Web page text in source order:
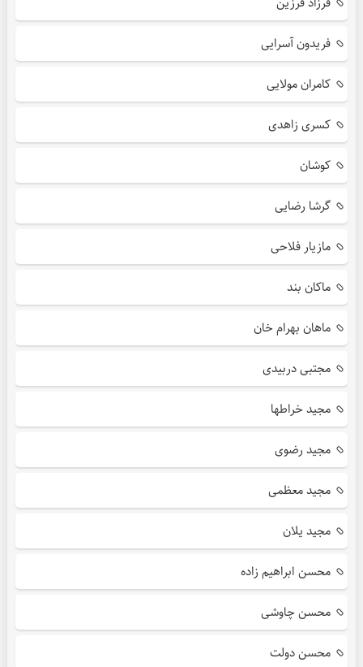
فریدون آسرایی
کامران مولایی
کسری زاهدی
کوشان
گرشا رضایی
مازیار فلاحی
ماکان بند
ماهان بهرام خان
مجتبی دربیدی
مجید خراطها
مجید رضوی
مجید معظمی
مجید یلان
محسن ابراهیم زاده
محسن چاوشی
محسن دولت